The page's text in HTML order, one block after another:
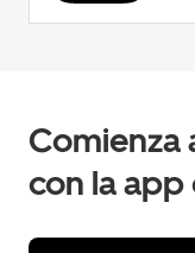
Comienza
con la app